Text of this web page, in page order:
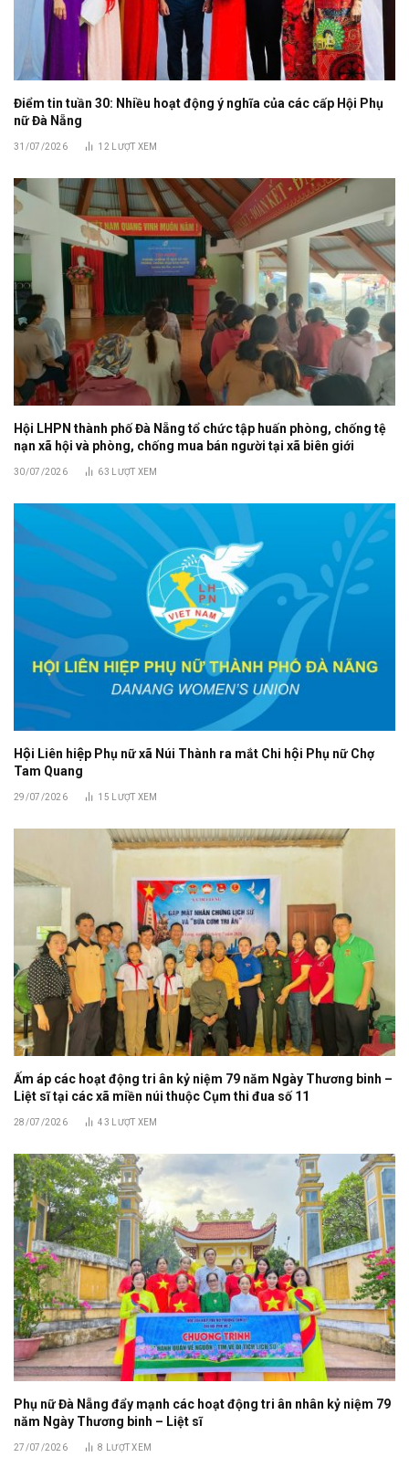
Điểm tin tuần 30: Nhiều hoạt động ý nghĩa của các cấp Hội Phụ
nữ Đà Nẵng
31/07/2026 12 LƯỢT XEM
Hội LHPN thành phố Đà Nẵng tổ chức tập huấn phòng, chống tệ
nạn xã hội và phòng, chống mua bán người tại xã biên giới
30/07/2026 63 LƯỢT XEM
Hội Liên hiệp Phụ nữ xã Núi Thành ra mắt Chi hội Phụ nữ Chợ
Tam Quang
29/07/2026 15 LƯỢT XEM
Ấm áp các hoạt động tri ân kỷ niệm 79 năm Ngày Thương binh –
Liệt sĩ tại các xã miền núi thuộc Cụm thi đua số 11
28/07/2026 43 LƯỢT XEM
Phụ nữ Đà Nẵng đẩy mạnh các hoạt động tri ân nhân kỷ niệm 79
năm Ngày Thương binh – Liệt sĩ
27/07/2026 8 LƯỢT XEM